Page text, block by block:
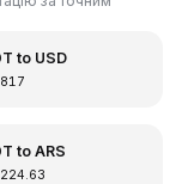
to USD
to ARS